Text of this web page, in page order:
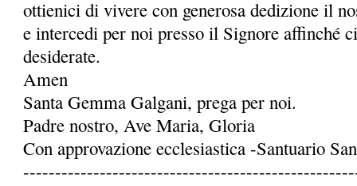
ottienici di vivere con generosa dedizione il
e intercedi per noi presso il Signore affinché
desiderate.
Amen
Santa Gemma Galgani, prega per noi.
Padre nostro, Ave Maria, Gloria
Con approvazione ecclesiastica -Santuario